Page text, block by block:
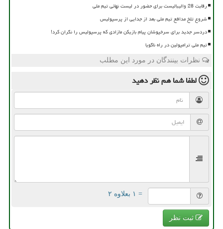
رقابت 28 والیبالیست برای حضور در لیست نهائی تیم ملی
شروع تلخ مدافع تیم ملی بعد از جدایی از پرسپولیس
دردسر جدید برای سرخپوشان پیام بازیکن مازادی که پرسپولیس را نگران کرد!
تیم ملی ترامپولین در راه ناگویا
نظرات بینندگان در مورد این مطلب
لطفا شما همنظر دهید
= ۱ بعلاوه ۲
ثبت نظر